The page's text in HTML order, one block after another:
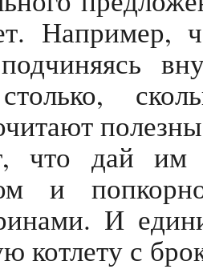
Например,
что дай им
и
И
котлету с